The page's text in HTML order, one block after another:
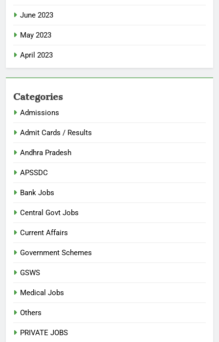
June 2023
May 2023
April 2023
Categories
Admissions
Admit Cards / Results
Andhra Pradesh
APSSDC
Bank Jobs
Central Govt Jobs
Current Affairs
Government Schemes
GSWS
Medical Jobs
Others
PRIVATE JOBS